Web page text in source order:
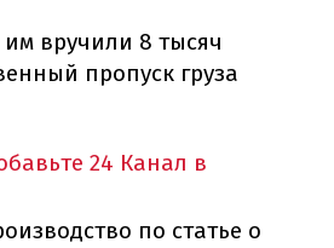
вручили 8 тысяч
пропуск груза
24 Канал в
по статье о